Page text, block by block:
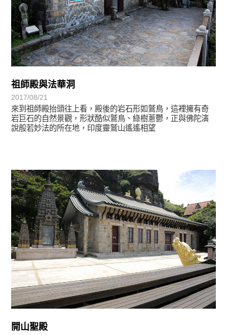
祖師殿與法華洞
2017/08/21
來到祖師殿抬頭往上看，殿後的岩石形如鷲鳥，這裡擁有奇
岩巨石的自然景觀，形狀酷似鷲鳥、綠樹蔥鬱，正與佛陀演
說般若妙法的所在地，印度靈鷲山遙遙相望
開山聖殿
靈鷲映象